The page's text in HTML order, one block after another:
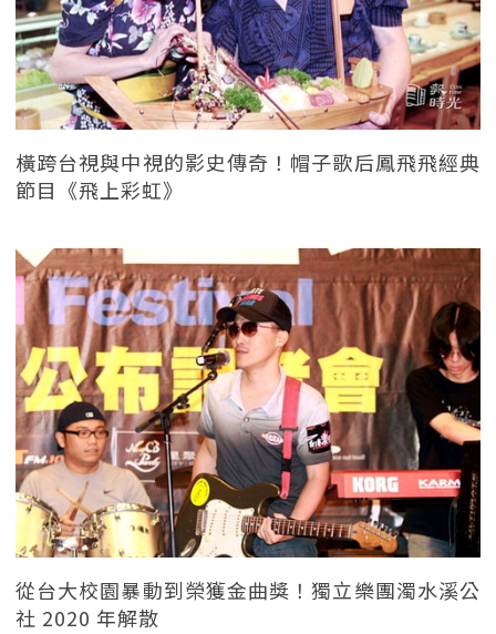
橫跨台視與中視的影史傳奇！帽子歌后鳳飛飛經典
節目《飛上彩虹》
從台大校園暴動到榮獲金曲獎！獨立樂團濁水溪公
社 2020 年解散